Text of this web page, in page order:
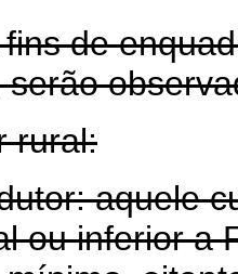
de
aquele
ou inferior a